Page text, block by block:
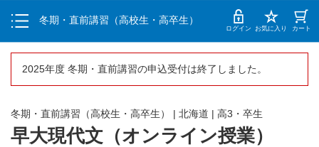
冬期・直前講習（高校生・高卒生）
校舎一覧 ログイン お気に入り カート
2025年度 冬期・直前講習の申込受付は終了しました。
早大現代文（オンライン授業）
冬期・直前講習（高校生・高卒生） | 北海道 | 高3・卒生